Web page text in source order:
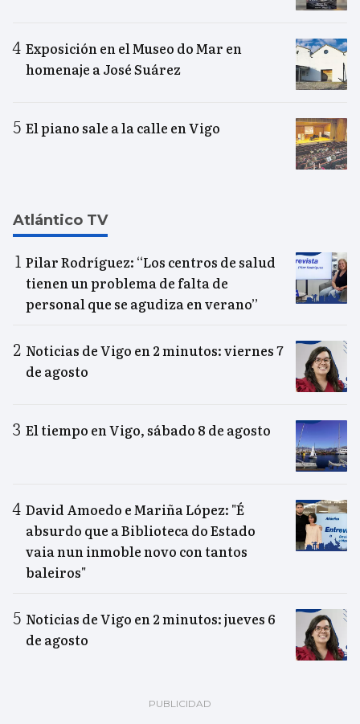
Exposición en el Museo do Mar en
homenaje a José Suárez
El piano sale a la calle en Vigo
Atlántico TV
Pilar Rodríguez: “Los centros de salud
tienen un problema de falta de
personal que se agudiza en verano”
Noticias de Vigo en 2 minutos: viernes 7
de agosto
El tiempo en Vigo, sábado 8 de agosto
David Amoedo e Mariña López: "É
absurdo que a Biblioteca do Estado
vaia nun inmoble novo con tantos
baleiros"
Noticias de Vigo en 2 minutos: jueves 6
de agosto